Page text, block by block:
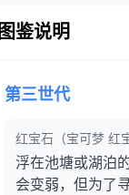
图鉴说明
第三世代
红宝石（宝可梦 红
浮在池塘或湖泊
会变弱，但为了